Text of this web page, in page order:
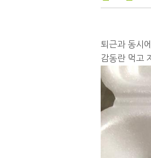
퇴근과 동시
감동란 먹고